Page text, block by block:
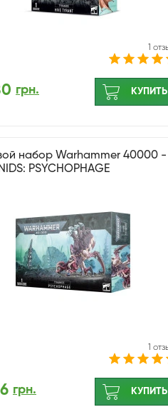
1
грн. КУПИТЬ
набор Warhammer 40000 -
PSYCHOPHAGE
1
грн. КУПИТЬ